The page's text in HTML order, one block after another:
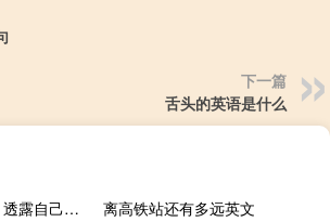
下一篇
舌头的英语是什么
毛不易 没人喜欢我 透露自己已经很久没谈恋爱
离高铁站还有多远英文